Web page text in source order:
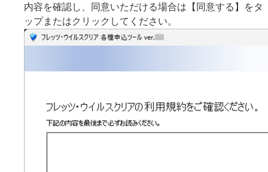
内容を確認し、同意いただける場合は【同意する】をタ
ップまたはクリックしてください。